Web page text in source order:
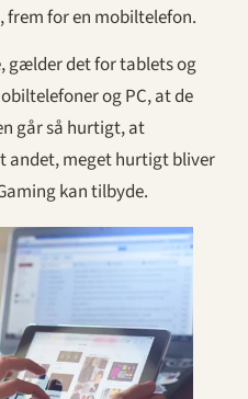
for en mobiltelefon.
gælder det for tablets og
og PC, at de
går så hurtigt, at
andet, meget hurtigt bliver
kan tilbyde.